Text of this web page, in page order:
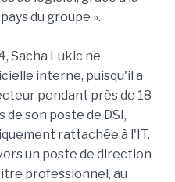
du groupe ».
Sacha Lukic ne
interne, puisqu'il a
pendant près de 18
de son poste de DSI,
rattachée à l'IT.
un poste de direction
professionnel, au